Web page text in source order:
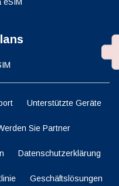
Unterstützte Geräte
Sie Partner
Datenschutzerklärung
Geschäftslösungen